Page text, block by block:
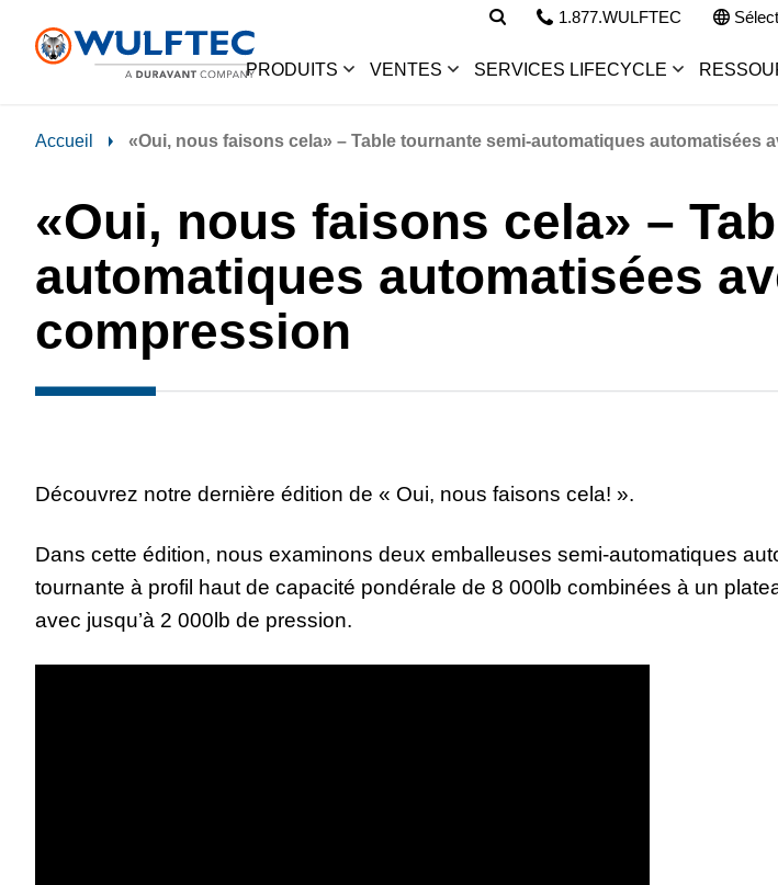
1.877.WULFTEC
PRODUITS VENTES SERVICES LIFECYCLE
Accueil «Oui, nous faisons cela» – Table tournante semi-automatiques automatisées
«Oui, nous faisons cela» –
automatiques automatisées
compression
Découvrez notre dernière édition de « Oui, nous faisons cela! ».
Dans cette édition, nous examinons deux emballeuses semi-automatiques
tournante à profil haut de capacité pondérale de 8 000lb combinées à un
avec jusqu’à 2 000lb de pression.